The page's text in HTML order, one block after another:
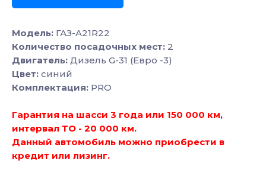
Модель: ГАЗ-A21R22
Количество посадочных мест: 2
Двигатель: Дизель G-31 (Евро -3)
Цвет: синий
Комплектация: PRO
Гарантия на шасси 3 года или 150 000 км,
интервал ТО - 20 000 км.
Данный автомобиль можно приобрести в
кредит или лизинг.